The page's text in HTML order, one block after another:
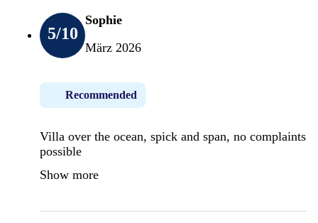
5/10
Sophie
März 2026
Recommended
Villa over the ocean, spick and span, no complaints
possible
Show more